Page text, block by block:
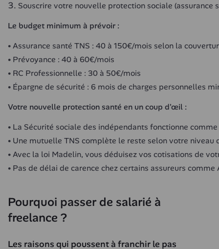
Souscrire votre nouvelle protection sociale (assurance
Le budget minimum à prévoir :
Assurance santé TNS : 40 à 150€/mois selon la
Prévoyance : 40 à 60€/mois
RC Professionnelle : 30 à 50€/mois
Épargne de sécurité : 6 mois de charges personnelles
Votre nouvelle protection santé en un coup d'œil :
La Sécurité sociale des indépendants fonctionne
Une mutuelle TNS complète le reste selon votre niveau
Avec la loi Madelin, vous déduisez vos cotisations de
Pas de délai de carence chez certains assureurs comme
Pourquoi passer de salarié à
freelance ?
Les raisons qui poussent à franchir le pas